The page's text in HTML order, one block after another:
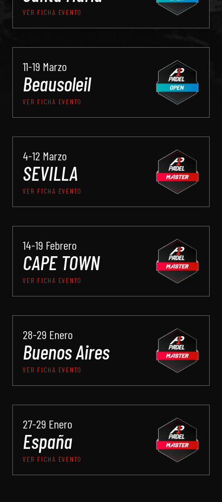
VER FICHA EVENTO
11-19 Marzo
Beausoleil
VER FICHA EVENTO
4-12 Marzo
SEVILLA
VER FICHA EVENTO
14-19 Febrero
CAPE TOWN
VER FICHA EVENTO
28-29 Enero
Buenos Aires
VER FICHA EVENTO
27-29 Enero
España
VER FICHA EVENTO